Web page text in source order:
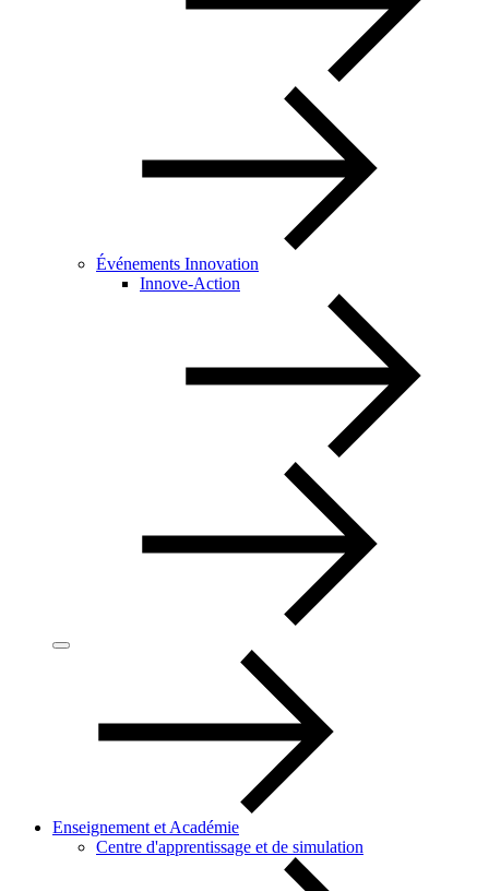
Événements Innovation
Innove-Action
Enseignement et Académie
Centre d'apprentissage et de simulation